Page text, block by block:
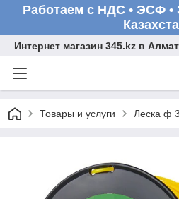
Работаем с НДС • ЭСФ •
Интернет магазин 345.kz в
Товары и услуги Леска ф